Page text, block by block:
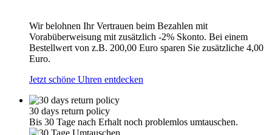
Wir belohnen Ihr Vertrauen beim Bezahlen mit
Vorabüberweisung mit zusätzlich -2% Skonto. Bei einem
Bestellwert von z.B. 200,00 Euro sparen Sie zusätzliche 4,00
Euro.
Jetzt schöne Uhren entdecken
30 days return policy
Bis 30 Tage nach Erhalt noch problemlos umtauschen.